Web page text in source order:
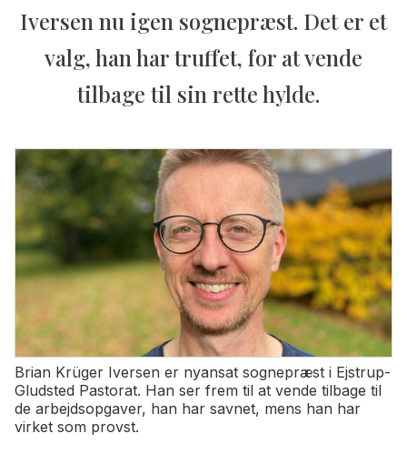
Iversen nu igen sognepræst. Det er et
valg, han har truffet, for at vende
tilbage til sin rette hylde.
Brian Krüger Iversen er nyansat sognepræst i Ejstrup-
Gludsted Pastorat. Han ser frem til at vende tilbage til
de arbejdsopgaver, han har savnet, mens han har
virket som provst.